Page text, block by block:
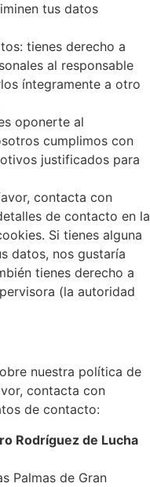
tus datos
tienes derecho a
al responsable
íntegramente a otro
oponerte al
cumplimos con
justificados para
contacta con
de contacto en la
Si tienes alguna
datos, nos gustaría
tienes derecho a
(la autoridad
nuestra política de
contacta con
de contacto:
Rodríguez de Lucha
Palmas de Gran